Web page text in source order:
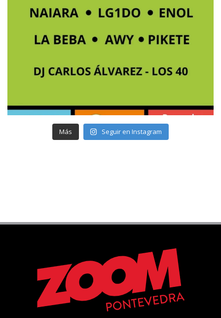
Más Seguir en Instagram